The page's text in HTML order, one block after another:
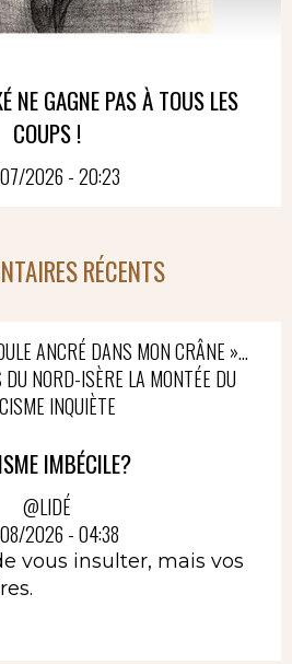
NE GAGNE PAS À TOUS LES
COUPS !
2026 - 20:23
RÉCENTS
ANCRÉ DANS MON CRÂNE »…
NORD-ISÈRE LA MONTÉE DU
INQUIÈTE
IMBÉCILE?
@LIDÉ
2026 - 04:38
vous insulter, mais vos